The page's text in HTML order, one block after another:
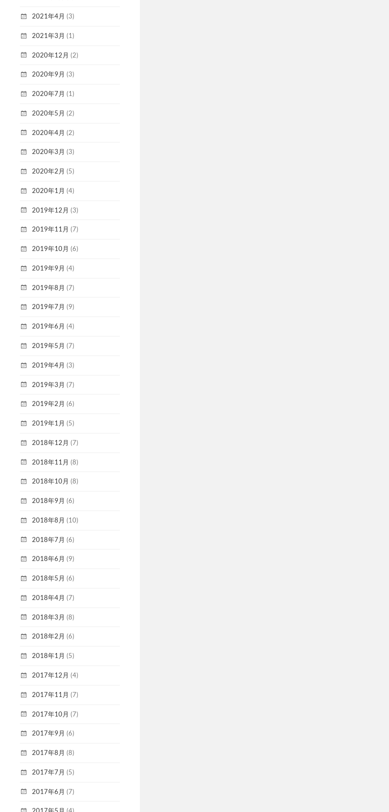
2021年4月 (3)
2021年3月 (1)
2020年12月 (2)
2020年9月 (3)
2020年7月 (1)
2020年5月 (2)
2020年4月 (2)
2020年3月 (3)
2020年2月 (5)
2020年1月 (4)
2019年12月 (3)
2019年11月 (7)
2019年10月 (6)
2019年9月 (4)
2019年8月 (7)
2019年7月 (9)
2019年6月 (4)
2019年5月 (7)
2019年4月 (3)
2019年3月 (7)
2019年2月 (6)
2019年1月 (5)
2018年12月 (7)
2018年11月 (8)
2018年10月 (8)
2018年9月 (6)
2018年8月 (10)
2018年7月 (6)
2018年6月 (9)
2018年5月 (6)
2018年4月 (7)
2018年3月 (8)
2018年2月 (6)
2018年1月 (5)
2017年12月 (4)
2017年11月 (7)
2017年10月 (7)
2017年9月 (6)
2017年8月 (8)
2017年7月 (5)
2017年6月 (7)